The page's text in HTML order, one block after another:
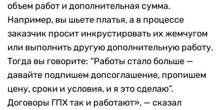
объем работ и дополнительная сумма.
Например, вы шьете платья, а в процессе
заказчик просит инкрустировать их жемчугом
или выполнить другую дополнительную работу.
Тогда вы говорите: “Работы стало больше —
давайте подпишем допсоглашение, пропишем
цену, сроки и условия, и я это сделаю”.
Договоры ГПХ так и работают», — сказал